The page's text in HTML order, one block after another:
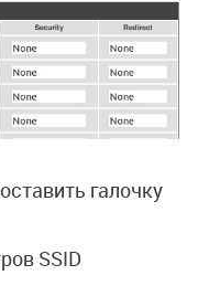
галочку
SSID